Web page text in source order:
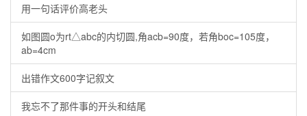
用一句话评价高老头
如图圆o为rt△abc的内切圆,角acb=90度，若角boc=105度，
ab=4cm
出错作文600字记叙文
我忘不了那件事的开头和结尾